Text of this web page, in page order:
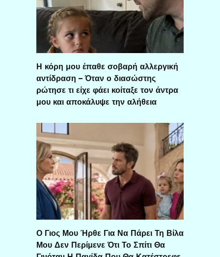
Η κόρη μου έπαθε σοβαρή αλλεργική
αντίδραση – Όταν ο διασώστης
ρώτησε τι είχε φάει κοίταξε τον άντρα
μου και αποκάλυψε την αλήθεια
Ο Γιος Μου Ήρθε Για Να Πάρει Τη Βίλα
Μου Δεν Περίμενε Ότι Το Σπίτι Θα